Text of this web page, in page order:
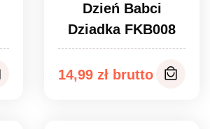
Dzień Babci
Dziadka FKB008
14,99 zł